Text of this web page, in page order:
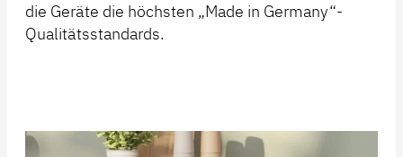
die Geräte die höchsten „Made in Germany“-
Qualitätsstandards.